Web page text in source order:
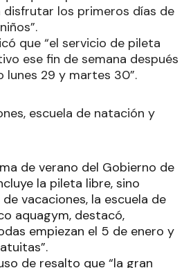
los primeros días de
que “el servicio de pileta
ese fin de semana después
lunes 29 y martes 30”.
escuela de natación y
de verano del Gobierno de
la pileta libre, sino
vacaciones, la escuela de
aquagym, destacó,
empiezan el 5 de enero y
de resalto que “la gran